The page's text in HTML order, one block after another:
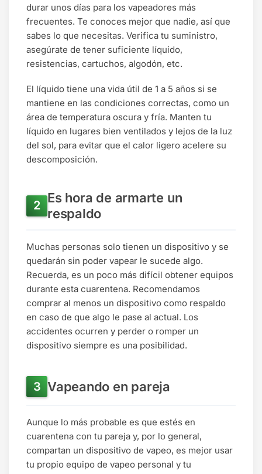
durar unos días para los vapeadores más
frecuentes. Te conoces mejor que nadie, así que
sabes lo que necesitas. Verifica tu suministro,
asegúrate de tener suficiente líquido,
resistencias, cartuchos, algodón, etc.
El líquido tiene una vida útil de 1 a 5 años si se
mantiene en las condiciones correctas, como un
área de temperatura oscura y fría. Manten tu
líquido en lugares bien ventilados y lejos de la luz
del sol, para evitar que el calor ligero acelere su
descomposición.
Es hora de armarte un
respaldo
Muchas personas solo tienen un dispositivo y se
quedarán sin poder vapear le sucede algo.
Recuerda, es un poco más difícil obtener equipos
durante esta cuarentena. Recomendamos
comprar al menos un dispositivo como respaldo
en caso de que algo le pase al actual. Los
accidentes ocurren y perder o romper un
dispositivo siempre es una posibilidad.
Vapeando en pareja
Aunque lo más probable es que estés en
cuarentena con tu pareja y, por lo general,
compartan un dispositivo de vapeo, es mejor usar
tu propio equipo de vapeo personal y tu